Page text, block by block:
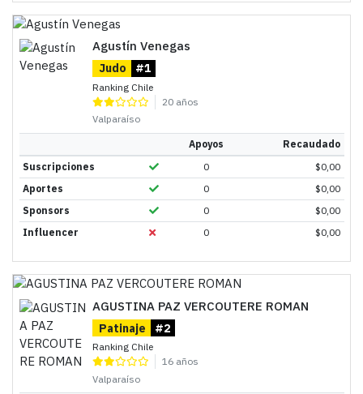
Agustín Venegas
Judo #1
Ranking Chile
20 años
Valparaíso
Apoyos
Recaudado
Suscripciones
0 $0,00
Aportes
0 $0,00
Sponsors
0 $0,00
Influencer
0 $0,00
AGUSTINA PAZ VERCOUTERE ROMAN
Patinaje #2
Ranking Chile
16 años
Valparaíso